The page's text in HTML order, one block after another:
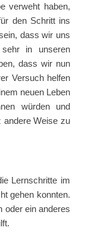
verweht haben,
den Schritt ins
dass wir uns
in unseren
dass wir nun
Versuch helfen
neuen Leben
würden und
andere Weise zu
Lernschritte im
gehen konnten.
oder ein anderes